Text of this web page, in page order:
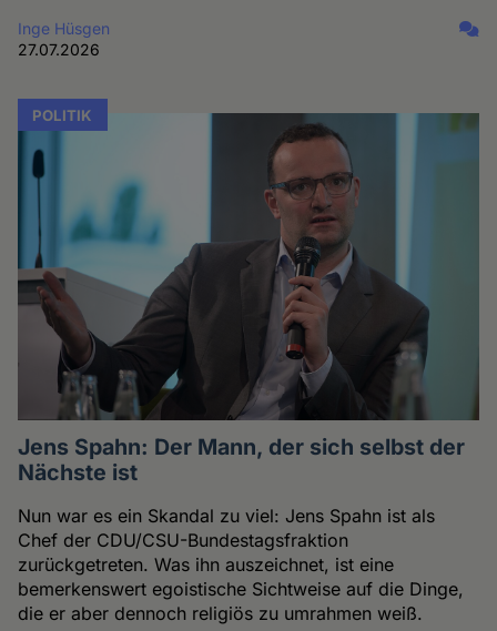
Inge Hüsgen
27.07.2026
POLITIK
Jens Spahn: Der Mann, der sich selbst der
Nächste ist
Nun war es ein Skandal zu viel: Jens Spahn ist als
Chef der CDU/CSU-Bundestagsfraktion
zurückgetreten. Was ihn auszeichnet, ist eine
bemerkenswert egoistische Sichtweise auf die Dinge,
die er aber dennoch religiös zu umrahmen weiß.